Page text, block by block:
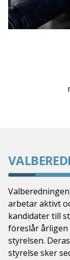
arbetar aktivt
kandidater till
föreslår årligen
styrelsen.
styrelse sker